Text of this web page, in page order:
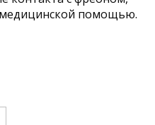
медицинской помощью.